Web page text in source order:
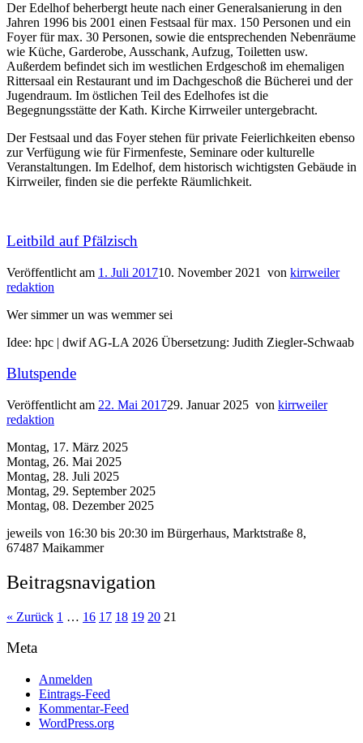
Der Edelhof beherbergt heute nach einer Generalsanierung in den
Jahren 1996 bis 2001 einen Festsaal für max. 150 Personen und ein
Foyer für max. 30 Personen, sowie die entsprechenden Nebenräume
wie Küche, Garderobe, Ausschank, Aufzug, Toiletten usw.
Außerdem befindet sich im westlichen Erdgeschoß im ehemaligen
Rittersaal ein Restaurant und im Dachgeschoß die Bücherei und der
Jugendraum. Im östlichen Teil des Edelhofes ist die
Begegnungsstätte der Kath. Kirche Kirrweiler untergebracht.
Der Festsaal und das Foyer stehen für private Feierlichkeiten ebenso
zur Verfügung wie für Firmenfeste, Seminare oder kulturelle
Veranstaltungen. Im Edelhof, dem historisch wichtigsten Gebäude in
Kirrweiler, finden sie die perfekte Räumlichkeit.
Leitbild auf Pfälzisch
Veröffentlicht am 1. Juli 201710. November 2021 von kirrweiler
redaktion
Wer simmer un was wemmer sei
Idee: hpc | dwif AG-LA 2026 Übersetzung: Judith Ziegler-Schwaab
Blutspende
Veröffentlicht am 22. Mai 201729. Januar 2025 von kirrweiler
redaktion
Montag, 17. März 2025
Montag, 26. Mai 2025
Montag, 28. Juli 2025
Montag, 29. September 2025
Montag, 08. Dezember 2025
jeweils von 16:30 bis 20:30 im Bürgerhaus, Marktstraße 8,
67487 Maikammer
Beitragsnavigation
« Zurück 1 … 16 17 18 19 20 21
Meta
Anmelden
Eintrags-Feed
Kommentar-Feed
WordPress.org